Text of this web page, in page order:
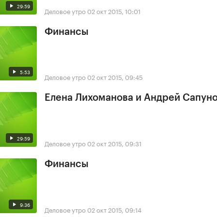
29:59 Деловое утро 02 окт 2015, 10:01
5:53
Финансы
Деловое утро 02 окт 2015, 09:45
29:59
Елена Лихоманова и Андрей
Деловое утро 02 окт 2015, 09:31
9:36
Финансы
Деловое утро 02 окт 2015, 09:14